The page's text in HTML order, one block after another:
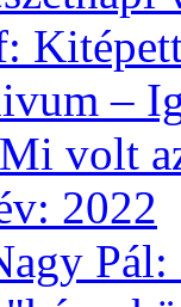
–
volt
2022